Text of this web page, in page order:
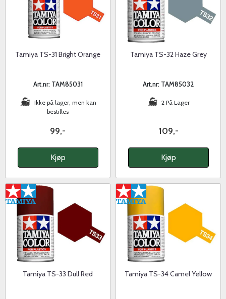
Tamiya TS-31 Bright Orange
Art.nr: TAM85031
Ikke på lager, men kan
bestilles
99,-
Kjøp
Tamiya TS-32 Haze Grey
Art.nr: TAM85032
2 På Lager
109,-
Kjøp
Tamiya TS-33 Dull Red Tamiya TS-34 Camel Yellow